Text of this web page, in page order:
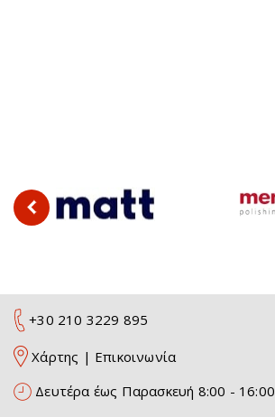
+30 210 3229 895
Χάρτης | Επικοινωνία
Δευτέρα έως Παρασκευή 8:00 - 16:00